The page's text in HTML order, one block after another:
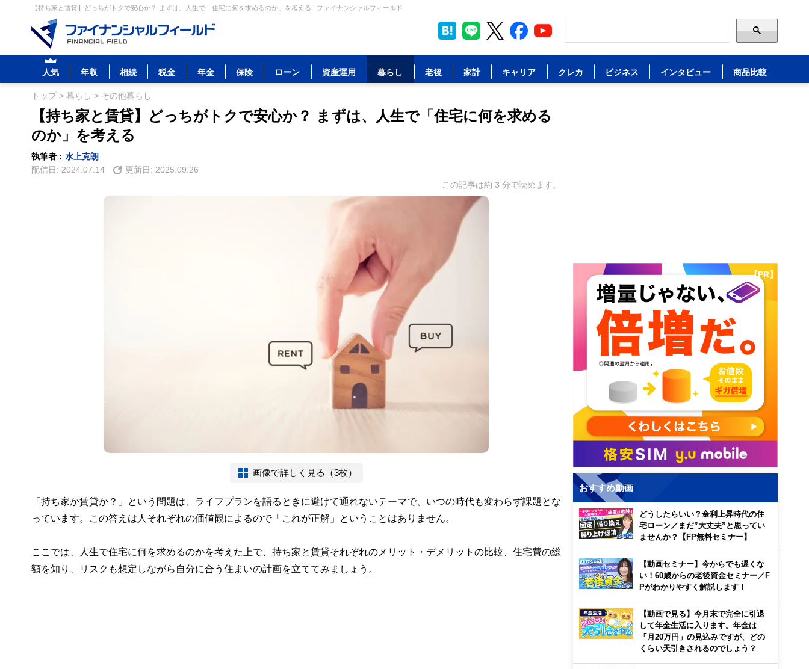
【持ち家と賃貸】どっちがトクで安心か？ まずは、人生で「住宅に何を求めるのか」を考える | ファイナンシャルフィールド
人気 年収 相続 税金 年金 保険 ローン 資産運用 暮らし 老後 家計 キャリア クレカ ビジネス インタビュー 商品比較
トップ> 暮らし > その他暮らし
【持ち家と賃貸】どっちがトクで安心か？ まずは、人生で「住宅に何を求める
のか」を考える
執筆者 : 水上克朗
配信日: 2024.07.14 更新日: 2025.09.26
この記事は約 3 分で読めます。
画像で詳しく見る（3枚）
「持ち家か賃貸か？」という問題は、ライフプランを語るときに避けて通れないテーマで、いつの時代も変わらず課題とな
っています。この答えは人それぞれの価値観によるので「これが正解」ということはありません。
ここでは、人生で住宅に何を求めるのかを考えた上で、持ち家と賃貸それぞれのメリット・デメリットの比較、住宅費の総
額を知り、リスクも想定しながら自分に合う住まいの計画を立ててみましょう。
【PR】
おすすめ動画
どうしたらいい？金利上昇時代の住
宅ローン／まだ”大丈夫”と思ってい
ませんか？【FP無料セミナー】
【動画セミナー】今からでも遅くな
い！60歳からの老後資金セミナー／F
Pがわかりやすく解説します！
【動画で見る】今月末で完全に引退
して年金生活に入ります。年金は
「月20万円」の見込みですが、どの
くらい天引きされるのでしょう？